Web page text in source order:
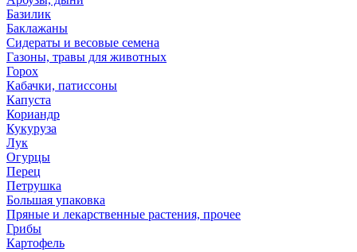
Базилик
Баклажаны
Сидераты и весовые семена
Газоны, травы для животных
Горох
Кабачки, патиссоны
Капуста
Кориандр
Кукуруза
Лук
Огурцы
Перец
Петрушка
Большая упаковка
Пряные и лекарственные растения, прочее
Грибы
Картофель